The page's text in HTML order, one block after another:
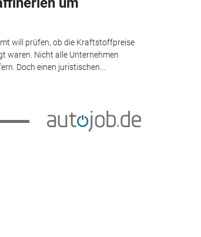
will prüfen, ob die Kraftstoffpreise
waren. Nicht alle Unternehmen
Doch einen juristischen...